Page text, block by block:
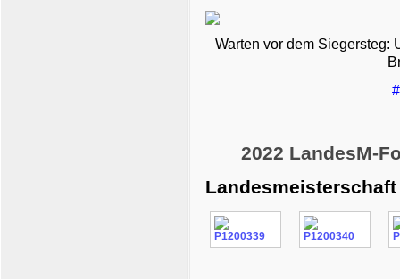
Warten vor dem Siegersteg:
2022 LandesM-